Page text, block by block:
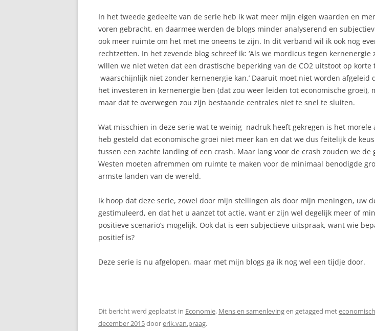
In het tweede gedeelte van de serie heb ik wat meer mijn eigen waarden en
voren gebracht, en daarmee werden de blogs minder analyserend en
ook meer ruimte om het met me oneens te zijn. In dit verband wil ik ook nog
rechtzetten. In het zevende blog schreef ik: ‘Als we mordicus tegen kernenergie
willen we niet weten dat een drastische beperking van de CO2 uitstoot op korte
waarschijnlijk niet zonder kernenergie kan.’ Daaruit moet niet worden afgeleid
het investeren in kernenergie ben (dat zou weer leiden tot economische groei),
maar dat te overwegen zou zijn bestaande centrales niet te snel te sluiten.
Wat misschien in deze serie wat te weinig nadruk heeft gekregen is het morele
heb gesteld dat economische groei niet meer kan en dat we dus feitelijk de
tussen een zachte landing of een crash. Maar lang voor de crash zouden we de
Westen moeten afremmen om ruimte te maken voor de minimaal benodigde
armste landen van de wereld.
Ik hoop dat deze serie, zowel door mijn stellingen als door mijn meningen, uw
gestimuleerd, en dat het u aanzet tot actie, want er zijn wel degelijk meer of
positieve scenario’s mogelijk. Ook dat is een subjectieve uitspraak, want wie
positief is?
Deze serie is nu afgelopen, maar met mijn blogs ga ik nog wel een tijdje door.
Dit bericht werd geplaatst in Economie, Mens en samenlevingen getagged met
december 2015doorerik.van.praag.